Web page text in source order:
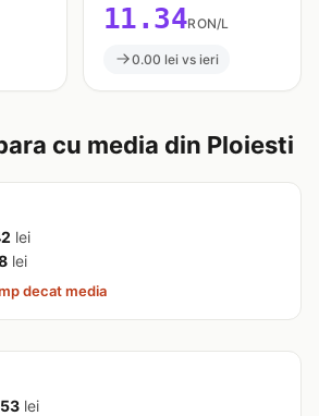
11.34RON/L
0.00 lei vs ieri
cu media din Ploiesti
lei
lei
decat media
lei